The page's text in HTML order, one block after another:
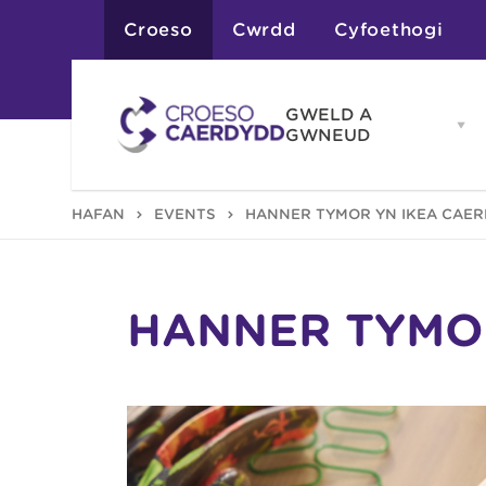
Croeso Cwrdd Cyfoethogi
GWELD A
GWNEUD
Atyniadau
HAFAN EVENTS HANNER TYMOR YN IKEA
HANNER